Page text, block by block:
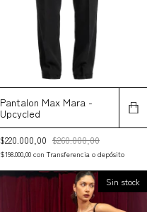
Pantalon Max Mara -
Upcycled
$220.000,00 $260.000,00
$198.000,00 con Transferencia o depósito
Sin stock